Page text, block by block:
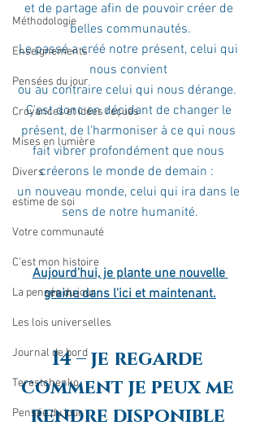
Méthodologie
Enseignements
Pensées du jour
Croyances et idées reçues
Mises en lumière
Divers
estime de soi
Votre communauté
C'est mon histoire
La pensée du jour
Les lois universelles
Journal de bord
Terestchenko
Pensée du jour
et de partage afin de pouvoir créer de
belles communautés.
Le passé a créé notre présent, celui qui
nous convient
ou au contraire celui qui nous dérange.
C'est donc en décidant de changer le
présent, de l'harmoniser à ce qui nous
fait vibrer profondément que nous
créerons le monde de demain :
un nouveau monde, celui qui ira dans le
sens de notre humanité.
Aujourd'hui, je plante une nouvelle
graine dans l'ici et maintenant.
14 – je regarde
comment je peux me
rendre disponible